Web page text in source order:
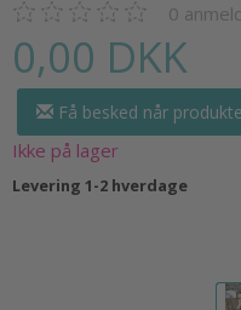
0
0,00 DKK
Få besked når
Ikke på lager
Levering 1-2 hverdage